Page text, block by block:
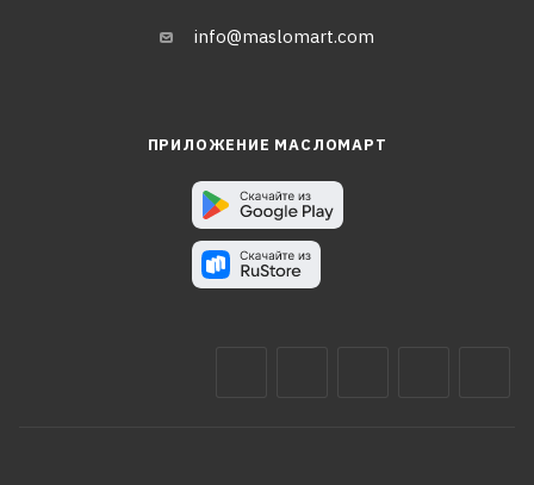
info@maslomart.com
ПРИЛОЖЕНИЕ МАСЛОМАРТ